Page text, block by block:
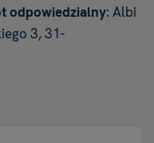
odpowiedzialny: Albi
3, 31-